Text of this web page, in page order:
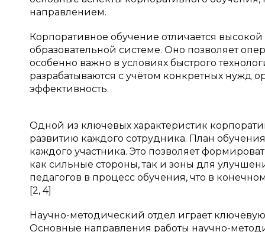
направлением.
Корпоративное обучение отличается
образовательной системе. Оно позволяет
особенно важно в условиях быстрого
разрабатываются с учётом конкретных нужд
эффективность.
Одной из ключевых характеристик
развитию каждого сотрудника. План
каждого участника. Это позволяет
как сильные стороны, так и зоны для
педагогов в процесс обучения, что в
[2, 4]
Научно-методический отдел играет
Основные направления работы научно-